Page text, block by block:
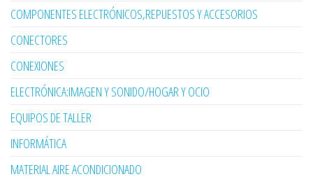
COMPONENTES ELECTRÓNICOS,REPUESTOS Y ACCESORIOS
CONECTORES
CONEXIONES
ELECTRÓNICA:IMAGEN Y SONIDO/HOGAR Y OCIO
EQUIPOS DE TALLER
INFORMÁTICA
MATERIAL AIRE ACONDICIONADO